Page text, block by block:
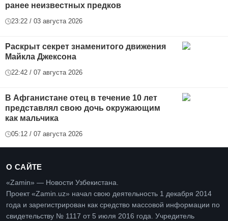
ранее неизвестных предков
23:22 / 03 августа 2026
Раскрыт секрет знаменитого движения
Майкла Джексона
22:42 / 07 августа 2026
В Афганистане отец в течение 10 лет
представлял свою дочь окружающим
как мальчика
05:12 / 07 августа 2026
О САЙТЕ
«Zamin» — Новости Узбекистана.
Проект «Zamin.uz» начал свою деятельность 1 декабря 2014
года и зарегистрирован как средство массовой информации по
свидетельству № 1117 от 5 июля 2016 года. Учредитель